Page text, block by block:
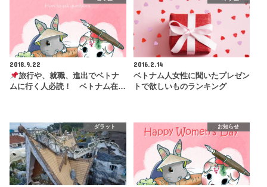
2018.9.22
旅行や、就職、進出でベトナ
ムに行く人必読！ ベトナム在…
2016.2.14
ベトナム人女性に聞いたプレゼン
トで欲しいものランキング
ダラット お知らせ